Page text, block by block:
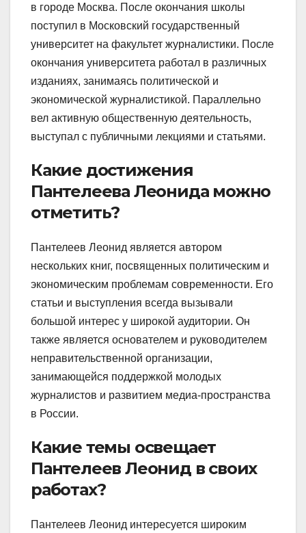
в городе Москва. После окончания школы
поступил в Московский государственный
университет на факультет журналистики. После
окончания университета работал в различных
изданиях, занимаясь политической и
экономической журналистикой. Параллельно
вел активную общественную деятельность,
выступал с публичными лекциями и статьями.
Какие достижения
Пантелеева Леонида можно
отметить?
Пантелеев Леонид является автором
нескольких книг, посвященных политическим и
экономическим проблемам современности. Его
статьи и выступления всегда вызывали
большой интерес у широкой аудитории. Он
также является основателем и руководителем
неправительственной организации,
занимающейся поддержкой молодых
журналистов и развитием медиа-пространства
в России.
Какие темы освещает
Пантелеев Леонид в своих
работах?
Пантелеев Леонид интересуется широким